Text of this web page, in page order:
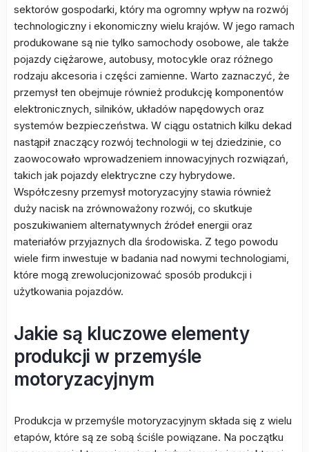
sektorów gospodarki, który ma ogromny wpływ na rozwój
technologiczny i ekonomiczny wielu krajów. W jego ramach
produkowane są nie tylko samochody osobowe, ale także
pojazdy ciężarowe, autobusy, motocykle oraz różnego
rodzaju akcesoria i części zamienne. Warto zaznaczyć, że
przemysł ten obejmuje również produkcję komponentów
elektronicznych, silników, układów napędowych oraz
systemów bezpieczeństwa. W ciągu ostatnich kilku dekad
nastąpił znaczący rozwój technologii w tej dziedzinie, co
zaowocowało wprowadzeniem innowacyjnych rozwiązań,
takich jak pojazdy elektryczne czy hybrydowe.
Współczesny przemysł motoryzacyjny stawia również
duży nacisk na zrównoważony rozwój, co skutkuje
poszukiwaniem alternatywnych źródeł energii oraz
materiałów przyjaznych dla środowiska. Z tego powodu
wiele firm inwestuje w badania nad nowymi technologiami,
które mogą zrewolucjonizować sposób produkcji i
użytkowania pojazdów.
Jakie są kluczowe elementy
produkcji w przemyśle
motoryzacyjnym
Produkcja w przemyśle motoryzacyjnym składa się z wielu
etapów, które są ze sobą ściśle powiązane. Na początku